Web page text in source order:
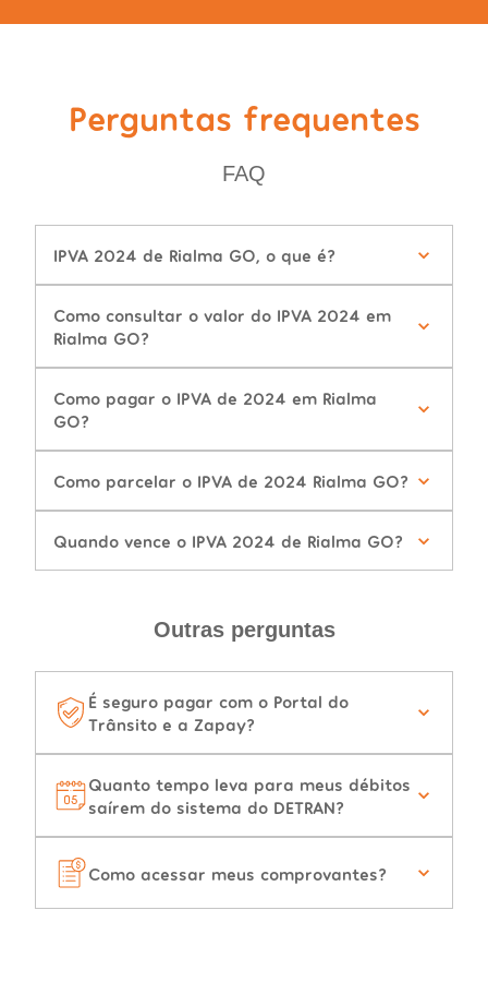
Perguntas frequentes
FAQ
IPVA 2024 de Rialma GO, o que é?
Como consultar o valor do IPVA 2024 em
Rialma GO?
Como pagar o IPVA de 2024 em Rialma
GO?
Como parcelar o IPVA de 2024 Rialma GO?
Quando vence o IPVA 2024 de Rialma GO?
Outras perguntas
É seguro pagar com o Portal do
Trânsito e a Zapay?
Quanto tempo leva para meus débitos
saírem do sistema do DETRAN?
Como acessar meus comprovantes?